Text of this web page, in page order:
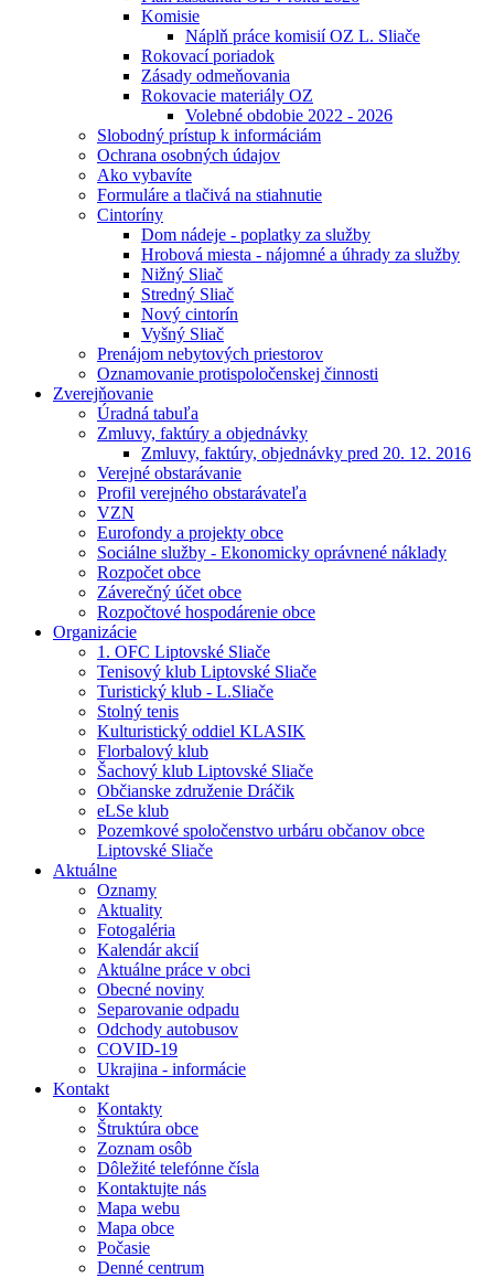
Komisie
Náplň práce komisií OZ L. Sliače
Rokovací poriadok
Zásady odmeňovania
Rokovacie materiály OZ
Volebné obdobie 2022 - 2026
Slobodný prístup k informáciám
Ochrana osobných údajov
Ako vybavíte
Formuláre a tlačivá na stiahnutie
Cintoríny
Dom nádeje - poplatky za služby
Hrobová miesta - nájomné a úhrady za služby
Nižný Sliač
Stredný Sliač
Nový cintorín
Vyšný Sliač
Prenájom nebytových priestorov
Oznamovanie protispoločenskej činnosti
Zverejňovanie
Úradná tabuľa
Zmluvy, faktúry a objednávky
Zmluvy, faktúry, objednávky pred 20. 12. 2016
Verejné obstarávanie
Profil verejného obstarávateľa
VZN
Eurofondy a projekty obce
Sociálne služby - Ekonomicky oprávnené náklady
Rozpočet obce
Záverečný účet obce
Rozpočtové hospodárenie obce
Organizácie
1. OFC Liptovské Sliače
Tenisový klub Liptovské Sliače
Turistický klub - L.Sliače
Stolný tenis
Kulturistický oddiel KLASIK
Florbalový klub
Šachový klub Liptovské Sliače
Občianske združenie Dráčik
eLSe klub
Pozemkové spoločenstvo urbáru občanov obce
Liptovské Sliače
Aktuálne
Oznamy
Aktuality
Fotogaléria
Kalendár akcií
Aktuálne práce v obci
Obecné noviny
Separovanie odpadu
Odchody autobusov
COVID-19
Ukrajina - informácie
Kontakt
Kontakty
Štruktúra obce
Zoznam osôb
Dôležité telefónne čísla
Kontaktujte nás
Mapa webu
Mapa obce
Počasie
Denné centrum